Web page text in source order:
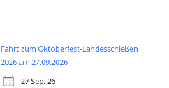
Fahrt zum Oktoberfest-Landesschießen
2026 am 27.09.2026
27 Sep. 26